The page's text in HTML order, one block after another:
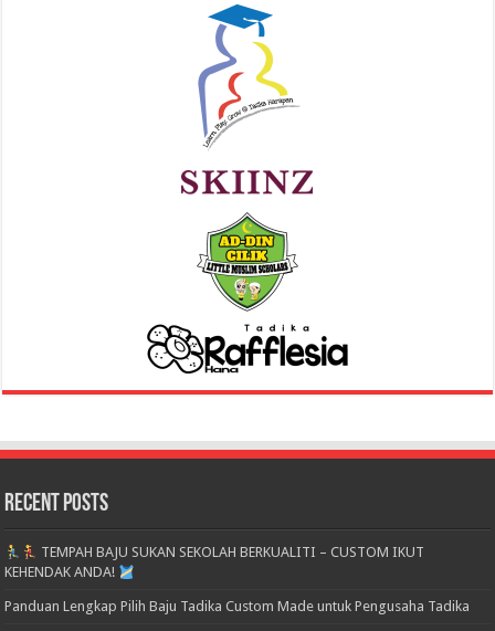
Recent Posts
TEMPAH BAJU SUKAN SEKOLAH BERKUALITI – CUSTOM IKUT
KEHENDAK ANDA!
Panduan Lengkap Pilih Baju Tadika Custom Made untuk Pengusaha Tadika